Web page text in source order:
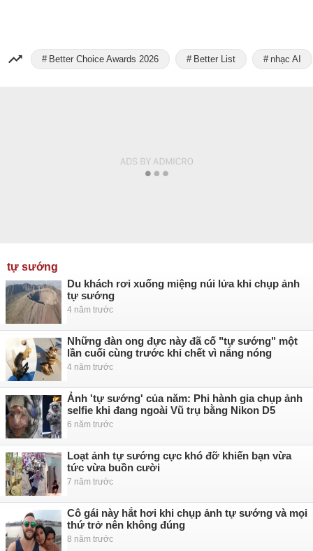
Better Choice Awards 2026 Better List nhạc AI
tự sướng
Du khách rơi xuống miệng núi lửa khi chụp ảnh
tự sướng
4 năm trước
Những đàn ong đực này đã cố "tự sướng" một
lần cuối cùng trước khi chết vì nắng nóng
4 năm trước
Ảnh 'tự sướng' của năm: Phi hành gia chụp ảnh
selfie khi đang ngoài Vũ trụ bằng Nikon D5
6 năm trước
Loạt ảnh tự sướng cực khó đỡ khiến bạn vừa
tức vừa buồn cười
7 năm trước
Cô gái này hắt hơi khi chụp ảnh tự sướng và mọi
thứ trở nên không đúng
8 năm trước